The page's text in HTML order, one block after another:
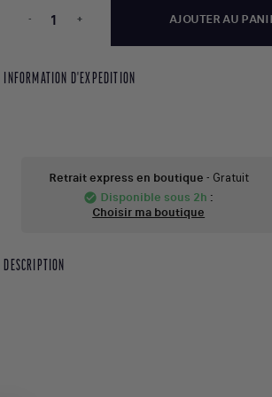
- + AJOUTER AU
INFORMATION D'EXPEDITION
Retrait express en boutique - Gratuit
check_circle Disponible sous 2h :
Choisir ma boutique
DESCRIPTION